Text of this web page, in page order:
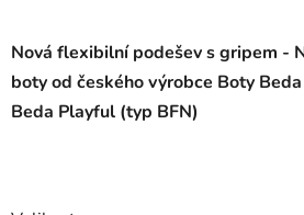
Nová flexibilní podešev s gripem -
boty od českého výrobce Boty
Beda Playful (typ BFN)